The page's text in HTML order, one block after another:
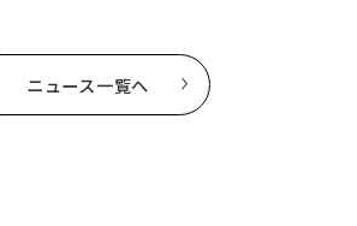
ニュース一覧へ